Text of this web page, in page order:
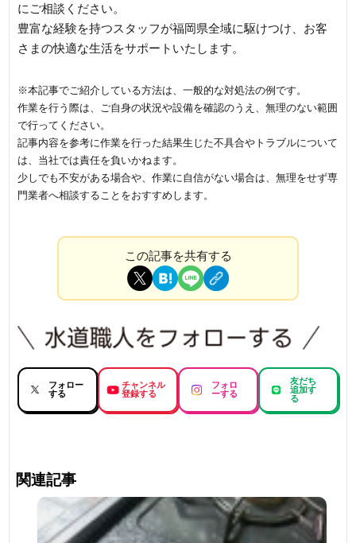
にご相談ください。
豊富な経験を持つスタッフが福岡県全域に駆けつけ、お客
さまの快適な生活をサポートいたします。
※本記事でご紹介している方法は、一般的な対処法の例です。
作業を行う際は、ご自身の状況や設備を確認のうえ、無理のない範囲
で行ってください。
記事内容を参考に作業を行った結果生じた不具合やトラブルについて
は、当社では責任を負いかねます。
少しでも不安がある場合や、作業に自信がない場合は、無理をせず専
門業者へ相談することをおすすめします。
この記事を共有する
フォロー
する
チャンネル
登録する
フォロ
ーする
友だち
追加す
る
関連記事